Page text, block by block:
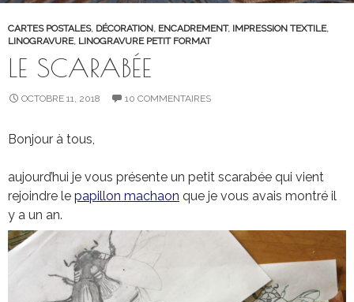
CARTES POSTALES, DÉCORATION, ENCADREMENT, IMPRESSION TEXTILE,
LINOGRAVURE, LINOGRAVURE PETIT FORMAT
LE SCARABÉE
OCTOBRE 11, 2018 10 COMMENTAIRES
Bonjour à tous,
aujourd’hui je vous présente un petit scarabée qui vient
rejoindre le papillon machaon que je vous avais montré il
y a un an.